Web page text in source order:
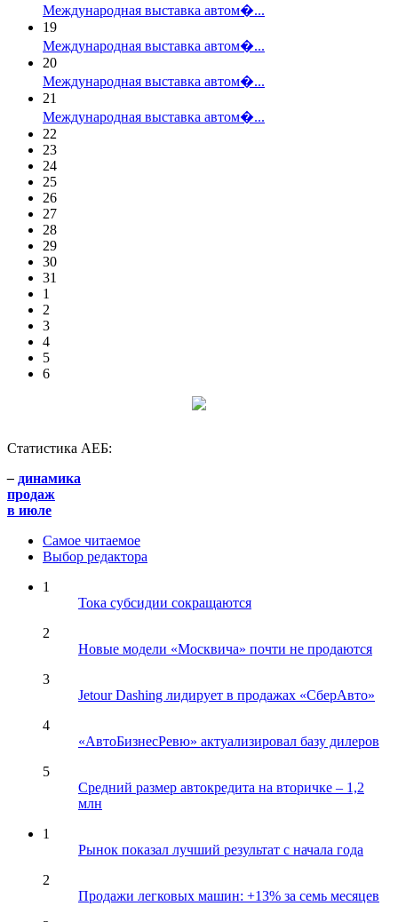
Международная выставка автом�...
19
Международная выставка автом�...
20
Международная выставка автом�...
21
Международная выставка автом�...
22
23
24
25
26
27
28
29
30
31
1
2
3
4
5
6
Статистика АЕБ:
– динамика
продаж
в июле
Самое читаемое
Выбор редактора
1
Тока субсидии сокращаются
2
Новые модели «Москвича» почти не продаются
3
Jetour Dashing лидирует в продажах «СберАвто»
4
«АвтоБизнесРевю» актуализировал базу дилеров
5
Средний размер автокредита на вторичке – 1,2
млн
1
Рынок показал лучший результат с начала года
2
Продажи легковых машин: +13% за семь месяцев